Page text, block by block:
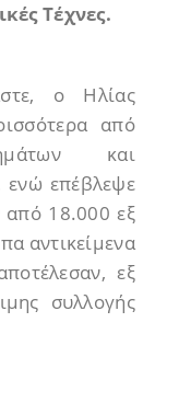
Τέχνες.
ο Ηλίας
από
και
ενώ επέβλεψε
από 18.000 εξ
αντικείμενα
εξ
συλλογής